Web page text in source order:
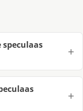
speculaas